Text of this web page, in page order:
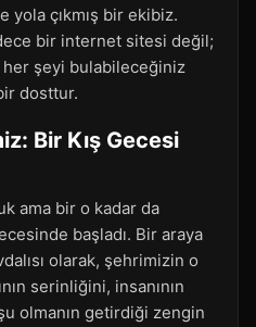
yola çıkmış bir ekibiz.
bir internet sitesi değil;
her şeyi bulabileceğiniz
dosttur.
Bir Kış Gecesi
ama bir o kadar da
başladı. Bir araya
olarak, şehrimizin o
serinliğini, insanının
olmanın getirdiği zengin